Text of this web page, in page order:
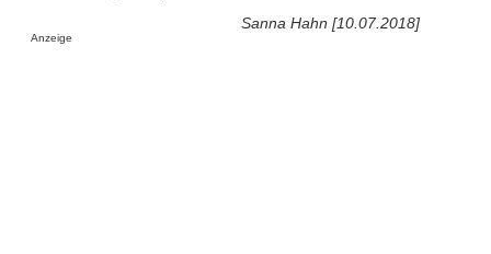
Sanna Hahn [10.07.2018]
Anzeige